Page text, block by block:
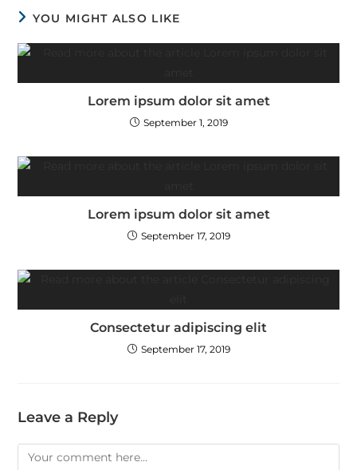
YOU MIGHT ALSO LIKE
Lorem ipsum dolor sit amet
September 1, 2019
Lorem ipsum dolor sit amet
September 17, 2019
Consectetur adipiscing elit
September 17, 2019
Leave a Reply